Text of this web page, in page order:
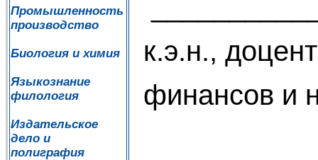
Промышленность
производство
Биология и химия
Языкознание
филология
Издательское
дело и
полиграфия
к.э.н.,
финансов и